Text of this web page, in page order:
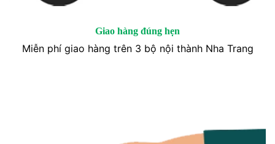
Giao hàng đúng hẹn
Miễn phí giao hàng trên 3 bộ nội thành Nha Trang